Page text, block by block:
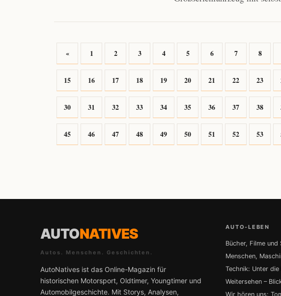
« 1 2 3 4 5 6 7 8
15 16 17 18 19 20 21 22 23
30 31 32 33 34 35 36 37 38
45 46 47 48 49 50 51 52 53
AUTONATIVES
Autos. Menschen. Geschichten.
AutoNatives ist das Online-Magazin für
historischen Motorsport, Oldtimer, Youngtimer und
Automobilgeschichte. Mit Storys, Analysen,
AUTO-LEBEN
Bücher, Filme und
Menschen,
Technik: Unter
Weitersehen –
Wir hören uns: